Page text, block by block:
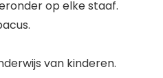
op elke staaf.
van kinderen.